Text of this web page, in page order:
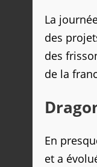
La
des
des
de la
En
et a